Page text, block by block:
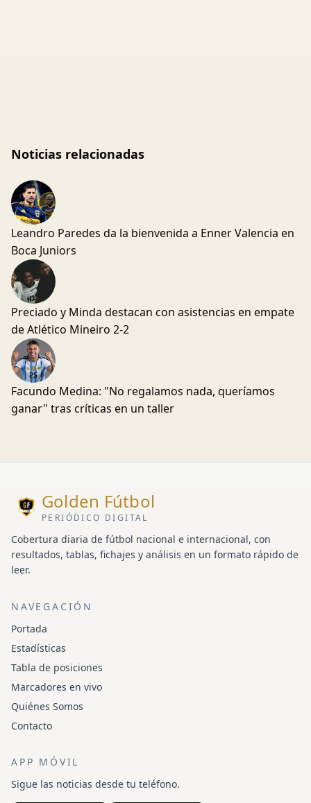
Noticias relacionadas
Leandro Paredes da la bienvenida a Enner Valencia en
Boca Juniors
Preciado y Minda destacan con asistencias en empate
de Atlético Mineiro 2-2
Facundo Medina: "No regalamos nada, queríamos
ganar" tras críticas en un taller
Golden Fútbol
PERIÓDICO DIGITAL
Cobertura diaria de fútbol nacional e internacional, con
resultados, tablas, fichajes y análisis en un formato rápido de
leer.
NAVEGACIÓN
Portada
Estadísticas
Tabla de posiciones
Marcadores en vivo
Quiénes Somos
Contacto
APP MÓVIL
Sigue las noticias desde tu teléfono.